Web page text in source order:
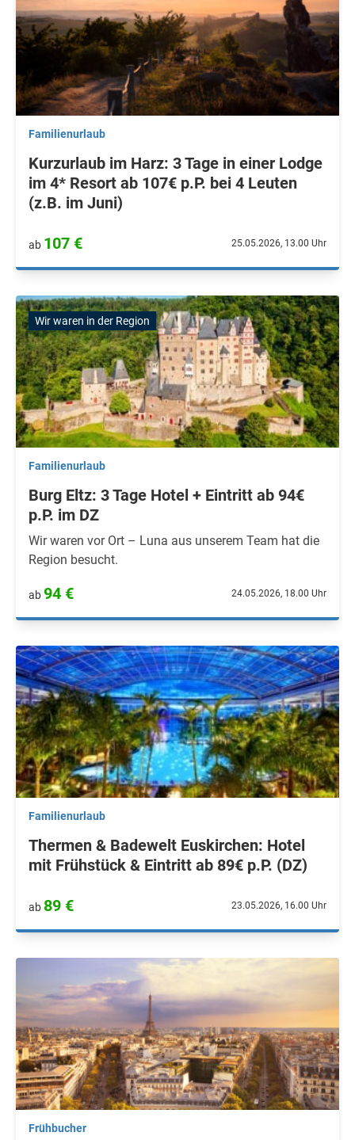
Familienurlaub
Kurzurlaub im Harz: 3 Tage in einer Lodge
im 4* Resort ab 107€ p.P. bei 4 Leuten
(z.B. im Juni)
ab 107 € 25.05.2026, 13.00 Uhr
Wir waren in der Region
Familienurlaub
Burg Eltz: 3 Tage Hotel + Eintritt ab 94€
p.P. im DZ
Wir waren vor Ort – Luna aus unserem Team hat die
Region besucht.
ab94 € 24.05.2026, 18.00 Uhr
Familienurlaub
Thermen & Badewelt Euskirchen: Hotel
mit Frühstück & Eintritt ab 89€ p.P. (DZ)
ab 89 € 23.05.2026, 16.00 Uhr
Frühbucher